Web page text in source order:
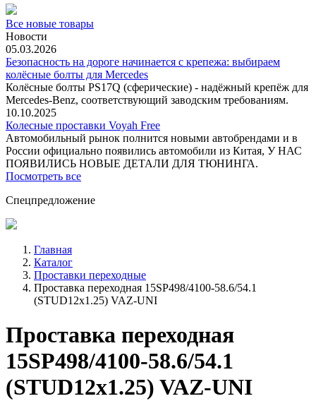
Все новые товары
Новости
05.03.2026
Безопасность на дороге начинается с крепежа: выбираем
колёсные болты для Mercedes
Колёсные болты PS17Q (сферические) - надёжный крепёж для
Mercedes‑Benz, соответствующий заводским требованиям.
10.10.2025
Колесные проставки Voyah Free
Автомобильный рынок полнится новыми автобрендами и в
России официально появились автомобили из Китая, У НАС
ПОЯВИЛИСЬ НОВЫЕ ДЕТАЛИ ДЛЯ ТЮНИНГА.
Посмотреть все
Спецпредложение
Главная
Каталог
Проставки переходные
Проставка переходная 15SP498/4100-58.6/54.1
(STUD12x1.25) VAZ-UNI
Проставка переходная
15SP498/4100-58.6/54.1
(STUD12x1.25) VAZ-UNI